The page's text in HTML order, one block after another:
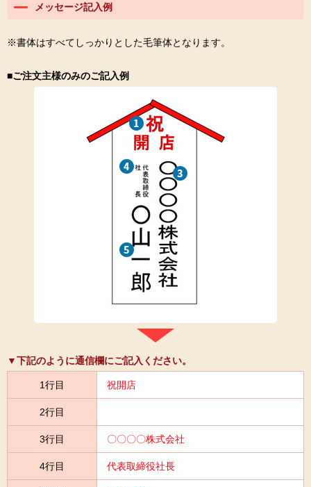
メッセージ記入例
※書体はすべてしっかりとした毛筆体となります。
■ご注文主様のみのご記入例
▼下記のように通信欄にご記入ください。
1行目 祝開店
2行目
3行目 〇〇〇〇株式会社
4行目 代表取締役社長